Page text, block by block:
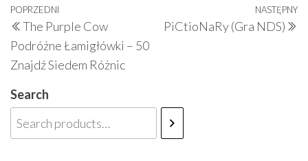
Nawigacja
wpisu
Poprzedni
wpis
POPRZEDNI
The Purple Cow
Podróżne Łamigłówki – 50
Znajdź Siedem Różnic
NASTĘPNY
PiCtioNaRy (Gra NDS)
Search